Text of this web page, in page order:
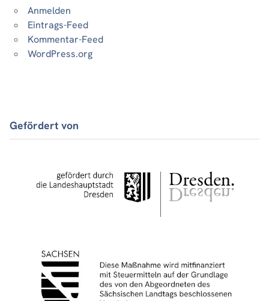
Anmelden
Eintrags-Feed
Kommentar-Feed
WordPress.org
Gefördert von